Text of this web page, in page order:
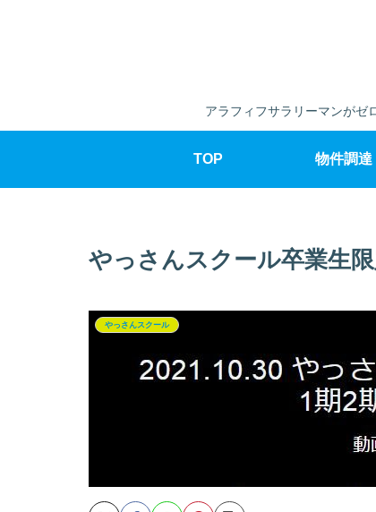
アラフィフサラリーマンがゼ
TOP 物件調達
やっさんスクール卒業生
やっさんスクール